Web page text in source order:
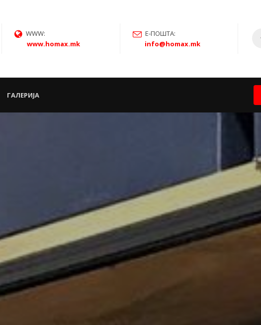
WWW:
www.homax.mk
Е-ПОШТА:
info@homax.mk
ГАЛЕРИЈА